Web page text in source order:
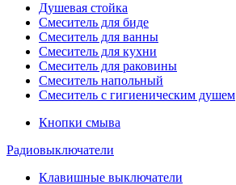
Душевая стойка
Смеситель для биде
Смеситель для ванны
Смеситель для кухни
Смеситель для раковины
Смеситель напольный
Смеситель с гигиеническим душем
Кнопки смыва
Радиовыключатели
Клавишные выключатели